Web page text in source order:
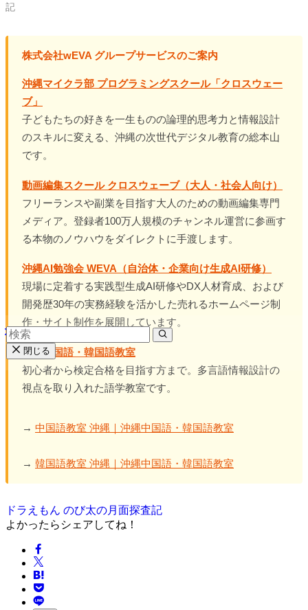
記
株式会社wEVA グループサービスのご案内
沖縄マイクラ部 プログラミングスクール「クロスウェー
ブ」
子どもたちの好きを一生ものの論理的思考力と情報設計
のスキルに変える、沖縄の次世代デジタル教育の総本山
です。
動画編集スクール クロスウェーブ（大人・社会人向け）
フリーランスや副業を目指す大人のための動画編集専門
メディア。登録者100万人規模のチャンネル運営に参画す
る本物のノウハウをダイレクトに手渡します。
沖縄AI勉強会 WEVA（自治体・企業向け生成AI研修）
現場に定着する実践型生成AI研修やDX人材育成、および
開発歴30年の実務経験を活かした売れるホームページ制
作・サイト制作を展開しています。
沖縄中国語・韓国語教室
初心者から検定合格を目指す方まで。多言語情報設計の
視点を取り入れた語学教室です。
→ 中国語教室 沖縄｜沖縄中国語・韓国語教室
→ 韓国語教室 沖縄｜沖縄中国語・韓国語教室
ドラえもん のび太の月面探査記
よかったらシェアしてね！
閉じる